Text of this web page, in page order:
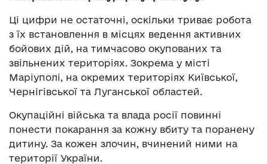
Ці цифри не остаточні, оскільки триває робота
з їх встановлення в місцях ведення активних
бойових дій, на тимчасово окупованих та
звільнених територіях. Зокрема у місті
Маріуполі, на окремих територіях Київської,
Чернігівської та Луганської областей.
Окупаційні війська та влада росії повинні
понести покарання за кожну вбиту та поранену
дитину. За кожен злочин, вчинений ними на
території України.